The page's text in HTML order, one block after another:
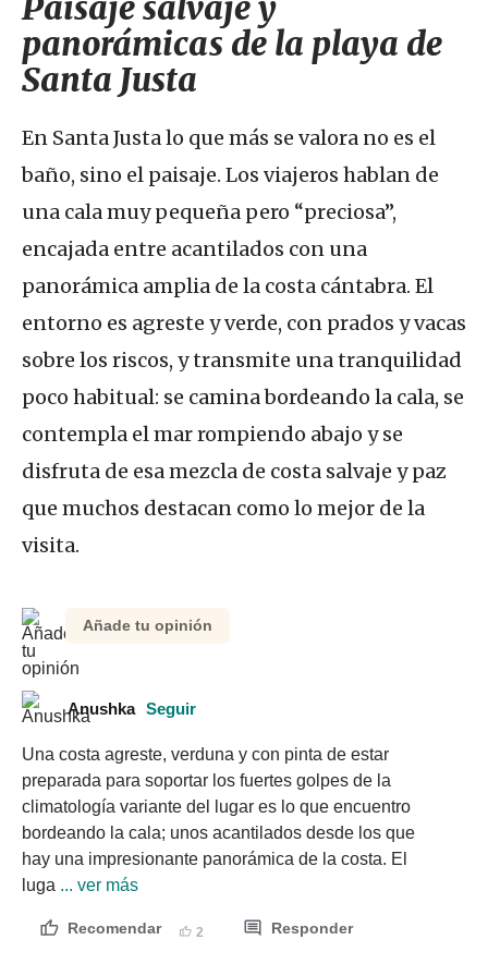
panorámicas de la playa de
Santa Justa
En Santa Justa lo que más se valora no es el
baño, sino el paisaje. Los viajeros hablan de
una cala muy pequeña pero “preciosa”,
encajada entre acantilados con una
panorámica amplia de la costa cántabra. El
entorno es agreste y verde, con prados y vacas
sobre los riscos, y transmite una tranquilidad
poco habitual: se camina bordeando la cala, se
contempla el mar rompiendo abajo y se
disfruta de esa mezcla de costa salvaje y paz
que muchos destacan como lo mejor de la
visita.
Añade tu opinión
Anushka Seguir
Una costa agreste, verduna y con pinta de estar
preparada para soportar los fuertes golpes de la
climatología variante del lugar es lo que encuentro
bordeando la cala; unos acantilados desde los que
hay una impresionante panorámica de la costa. El
luga ... ver más
Recomendar 2 Responder